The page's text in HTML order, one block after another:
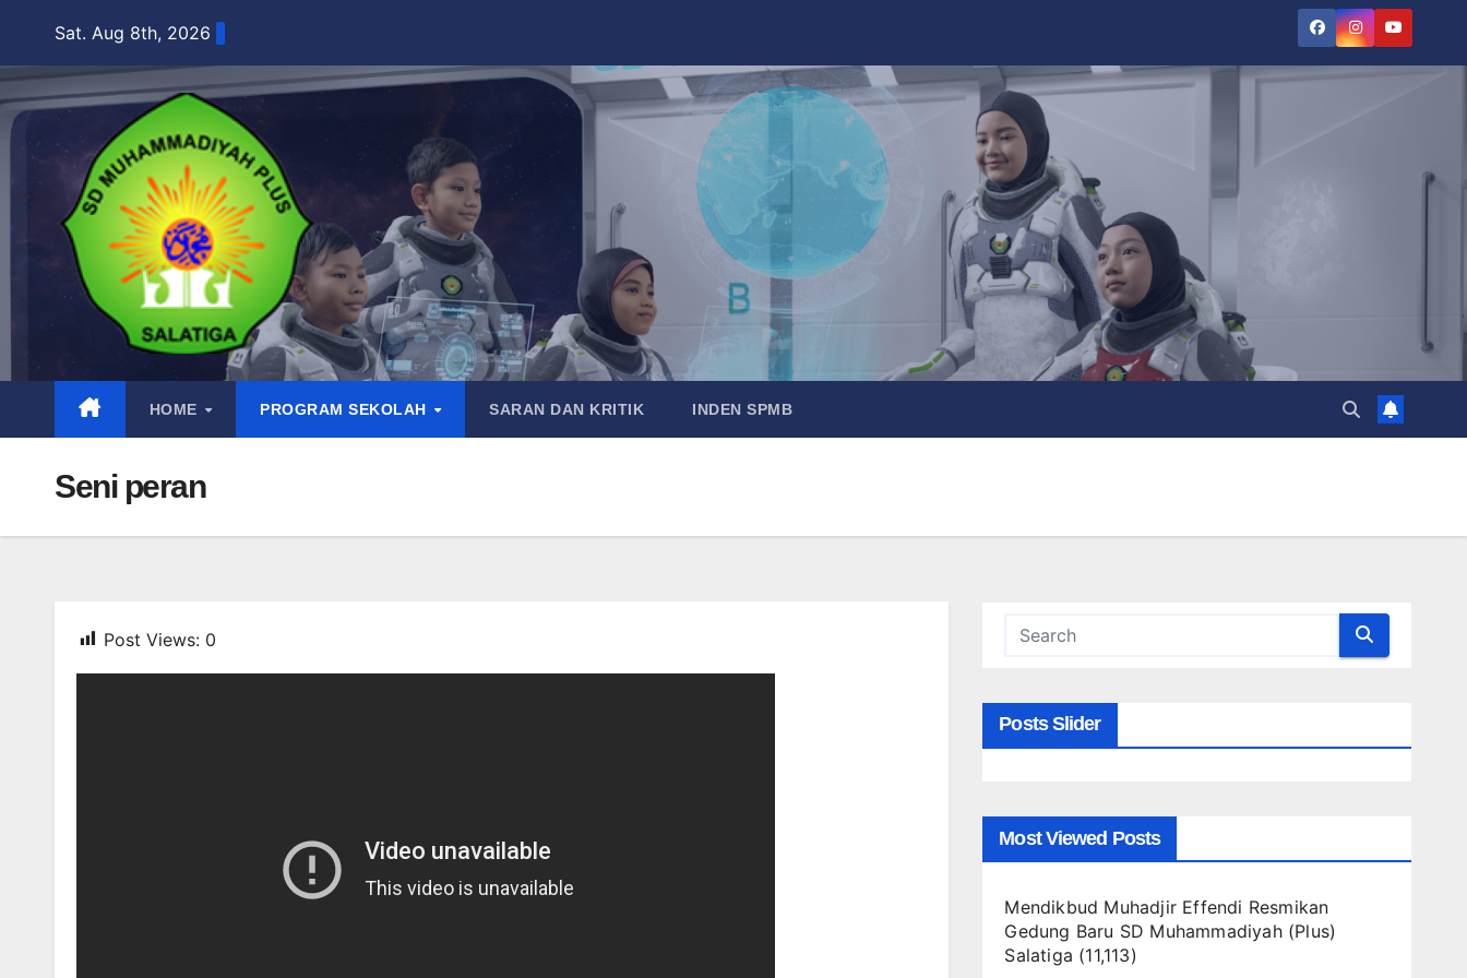
content
Sat. Aug 8th, 2026
HOME PROGRAM SEKOLAH SARAN DAN KRITIK INDEN SPMB
Seni peran
Post Views: 0
Posts Slider
Most Viewed Posts
Mendikbud Muhadjir Effendi Resmikan
Gedung Baru SD Muhammadiyah (Plus)
Salatiga (11,113)